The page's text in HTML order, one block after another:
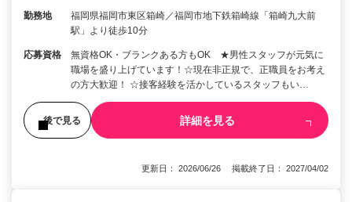
勤務地
福岡県福岡市東区箱崎／福岡市地下鉄箱崎線「箱崎九大前
駅」より徒歩10分
応募資格
無資格OK・ブランクある方もOK ★男性スタッフが元気に
職場を盛り上げています！☆現在非正規で、正職員をお考え
の方大歓迎！ ☆接客経験を活かしているスタッフもい…
後で見る 詳細を見る
更新日： 2026/06/26 掲載終了日： 2027/04/02